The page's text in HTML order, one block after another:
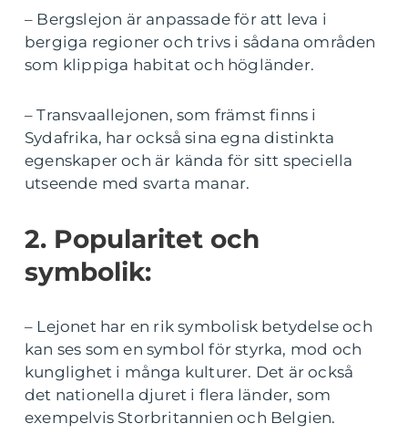
– Bergslejon är anpassade för att leva i
bergiga regioner och trivs i sådana områden
som klippiga habitat och högländer.
– Transvaallejonen, som främst finns i
Sydafrika, har också sina egna distinkta
egenskaper och är kända för sitt speciella
utseende med svarta manar.
2. Popularitet och
symbolik:
– Lejonet har en rik symbolisk betydelse och
kan ses som en symbol för styrka, mod och
kunglighet i många kulturer. Det är också
det nationella djuret i flera länder, som
exempelvis Storbritannien och Belgien.